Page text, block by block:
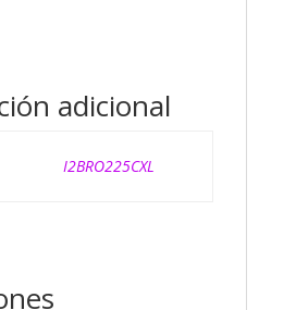
adicional
I2BRO225CXL